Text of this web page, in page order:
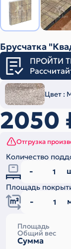
Брусчатка
ПРОЙТИ
Цвет :
2050
Отгрузка
Количество
Площадь
Площадь
Общий вес
Сумма